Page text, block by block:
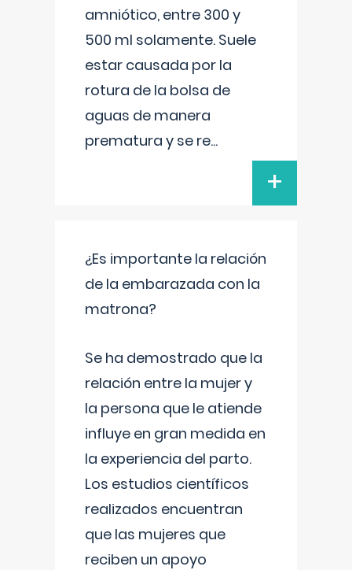
amniótico, entre 300 y
500 ml solamente. Suele
estar causada por la
rotura de la bolsa de
aguas de manera
prematura y se re...
+
¿Es importante la relación
de la embarazada con la
matrona?
Se ha demostrado que la
relación entre la mujer y
la persona que le atiende
influye en gran medida en
la experiencia del parto.
Los estudios científicos
realizados encuentran
que las mujeres que
reciben un apoyo